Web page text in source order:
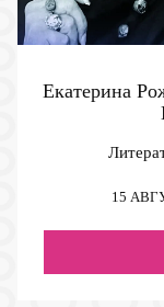
Екатерина
15